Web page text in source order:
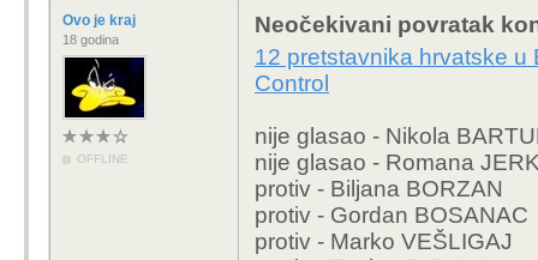
Ovo je kraj
18 godina
OFFLINE
Neočekivani povratak
12 pretstavnika hrvatske u
Control
nije glasao - Nikola
nije glasao - Romana
protiv - Biljana BORZAN
protiv - Gordan BOSANAC
protiv - Marko VEŠLIGAJ